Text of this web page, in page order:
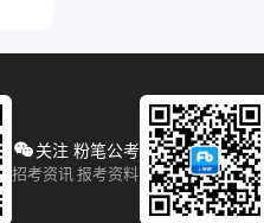
关注 粉笔公考
招考资讯 报考资料